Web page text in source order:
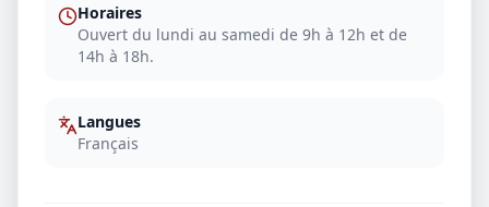
Horaires
Ouvert du lundi au samedi de 9h à 12h et de
14h à 18h.
Langues
Français